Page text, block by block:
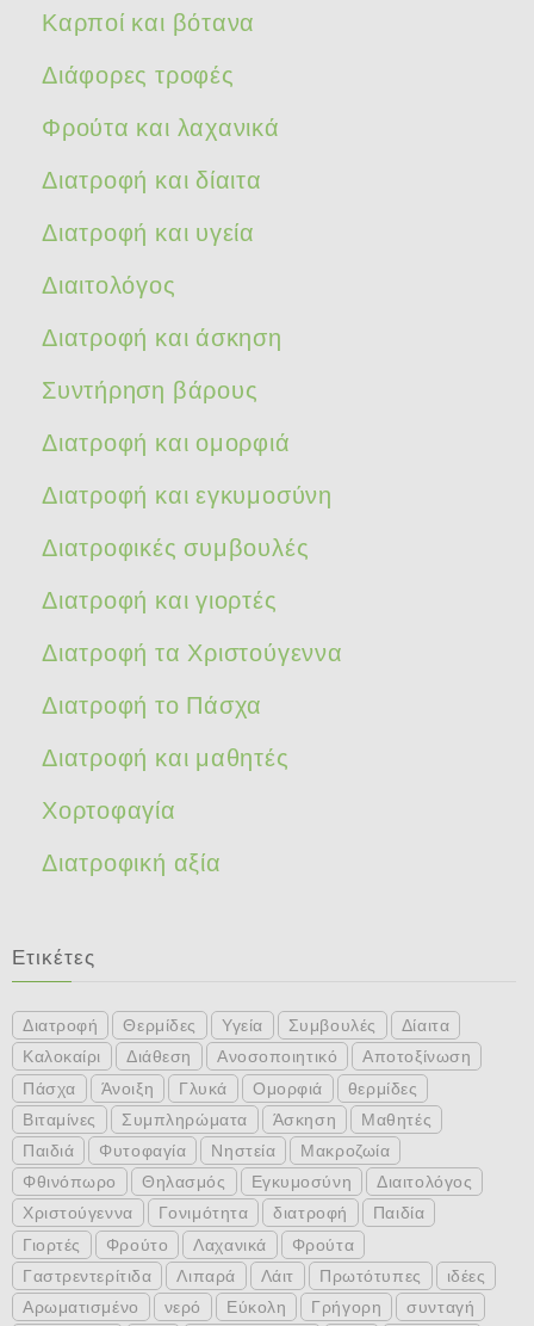
Καρποί και βότανα
Διάφορες τροφές
Φρούτα και λαχανικά
Διατροφή και δίαιτα
Διατροφή και υγεία
Διαιτολόγος
Διατροφή και άσκηση
Συντήρηση βάρους
Διατροφή και ομορφιά
Διατροφή και εγκυμοσύνη
Διατροφικές συμβουλές
Διατροφή και γιορτές
Διατροφή τα Χριστούγεννα
Διατροφή το Πάσχα
Διατροφή και μαθητές
Χορτοφαγία
Διατροφική αξία
Ετικέτες
Διατροφή Θερμίδες Υγεία Συμβουλές
Δίαιτα
Καλοκαίρι
Διάθεση Ανοσοποιητικό
Αποτοξίνωση
Πάσχα
Άνοιξη Γλυκά Ομορφιά
θερμίδες
Βιταμίνες
Συμπληρώματα Άσκηση
Μαθητές
Παιδιά
Φυτοφαγία Νηστεία
Μακροζωία
Φθινόπωρο
Θηλασμός Εγκυμοσύνη
Διαιτολόγος
Χριστούγεννα
Γονιμότητα διατροφή
Παιδία
Γιορτές
Φρούτο Λαχανικά
Φρούτα
Γαστρεντερίτιδα
Λιπαρά Λάιτ Πρωτότυπες
ιδέες
Αρωματισμένο
νερό Εύκολη Γρήγορη
συνταγή